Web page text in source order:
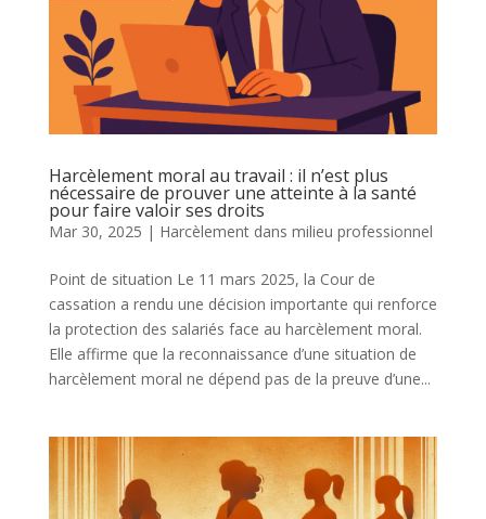
Harcèlement moral au travail : il n’est plus
nécessaire de prouver une atteinte à la santé
pour faire valoir ses droits
Mar 30, 2025 | Harcèlement dans milieu professionnel
​Point de situation Le 11 mars 2025, la Cour de
cassation a rendu une décision importante qui renforce
la protection des salariés face au harcèlement moral.
Elle affirme que la reconnaissance d’une situation de
harcèlement moral ne dépend pas de la preuve d’une...